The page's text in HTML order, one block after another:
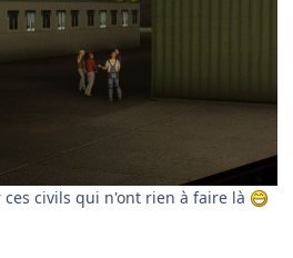
civils qui n'ont rien à faire là